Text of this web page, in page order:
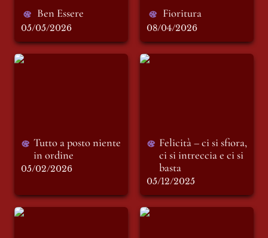
Ben Essere
05/05/2026
Fioritura
08/04/2026
Tutto a posto niente
Tutto a posto niente
in ordine
05/02/2026
Felicità – ci si sfiora,
Felicità – ci si sfiora,
ci si intreccia e ci si
basta
05/12/2025
ARTÈTIPI:
Il malinconico